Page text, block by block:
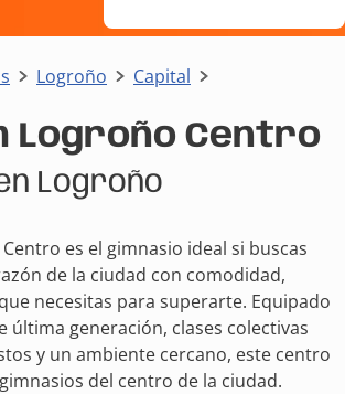
Logroño
Capital
Logroño Centro
Logroño
es el gimnasio ideal si buscas
de la ciudad con comodidad,
necesitas para superarte. Equipado
última generación, clases colectivas
y un ambiente cercano, este centro
del centro de la ciudad.